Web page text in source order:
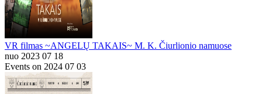
VR filmas ~ANGELŲ TAKAIS~ M. K. Čiurlionio namuose
nuo 2023 07 18
Events on 2024 07 03